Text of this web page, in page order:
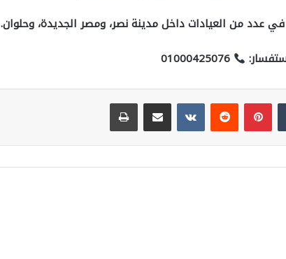
عدد من العيادات داخل مدينة نصر، ومصر الجديدة، وحلوان.
01000425076
بينتيريست مشاركة عبر البريد طباعة